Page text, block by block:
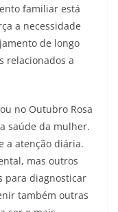
familiar está
a necessidade
de longo
relacionados a
no Outubro Rosa
saúde da mulher.
a atenção diária.
mas outros
para diagnosticar
também outras